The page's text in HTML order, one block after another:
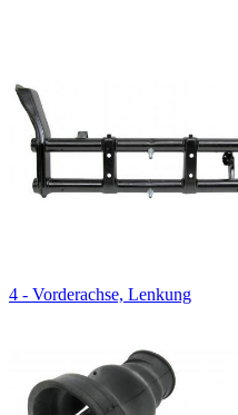
4 - Vorderachse, Lenkung